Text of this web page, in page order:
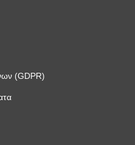
(GDPR)